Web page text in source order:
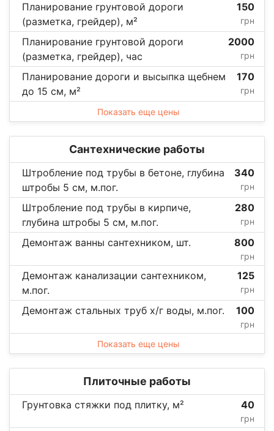
Планирование грунтовой дороги
(разметка, грейдер), м²
150
грн
Планирование грунтовой дороги
(разметка, грейдер), час
2000
грн
Планирование дороги и высыпка щебнем
до 15 см, м²
170
грн
Показать еще цены
Сантехнические работы
Штробление под трубы в бетоне, глубина
штробы 5 см, м.пог.
340
грн
Штробление под трубы в кирпиче,
глубина штробы 5 см, м.пог.
280
грн
Демонтаж ванны сантехником, шт. 800
грн
Демонтаж канализации сантехником,
м.пог.
125
грн
Демонтаж стальных труб х/г воды, м.пог. 100
грн
Показать еще цены
Плиточные работы
Грунтовка стяжки под плитку, м² 40
грн